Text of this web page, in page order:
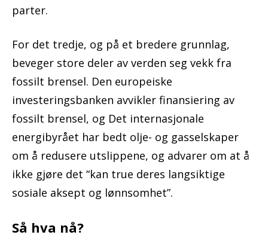
parter.
For det tredje, og på et bredere grunnlag,
beveger store deler av verden seg vekk fra
fossilt brensel. Den europeiske
investeringsbanken avvikler finansiering av
fossilt brensel, og Det internasjonale
energibyrået har bedt olje- og gasselskaper
om å redusere utslippene, og advarer om at å
ikke gjøre det “kan true deres langsiktige
sosiale aksept og lønnsomhet”.
Så hva nå?